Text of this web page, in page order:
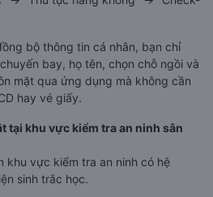
bộ thông tin cá nhân, bạn chỉ
bay, họ tên, chọn chỗ ngồi và
mặt qua ứng dụng mà không cần
hay vé giấy.
tại khu vực kiểm tra an ninh sân
khu vực kiểm tra an ninh có hệ
sinh trắc học.